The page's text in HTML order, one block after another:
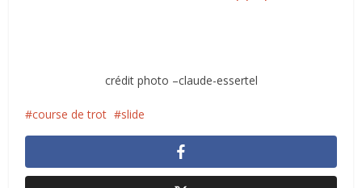
crédit photo –claude-essertel
course de trot slide